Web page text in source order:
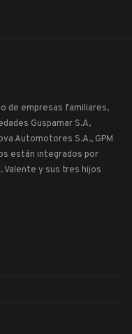
de empresas familiares,
Guspamar S.A,
Automotores S.A., GPM
están integrados por
Valente y sus tres hijos